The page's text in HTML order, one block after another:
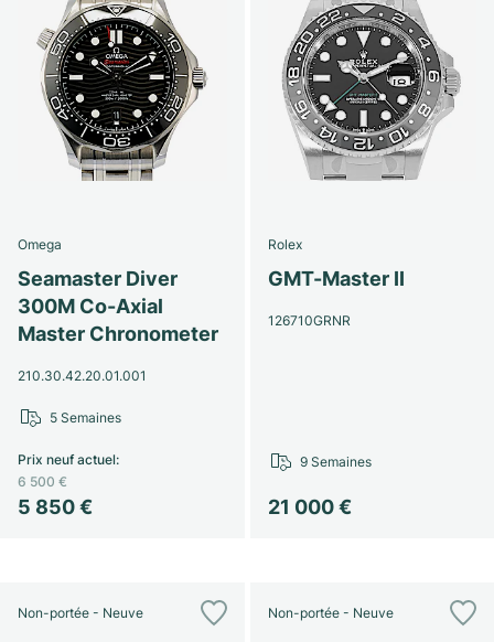
Omega
Seamaster Diver
300M Co-Axial
Master Chronometer
210.30.42.20.01.001
5 850 €
Prix neuf actuel:
6 500 €
5 Semaines
Rolex
GMT-Master II
126710GRNR
21 000 €
9 Semaines
Non-portée - Neuve Non-portée - Neuve